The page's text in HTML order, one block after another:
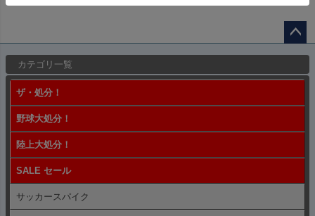
カテゴリ一覧
ザ・処分！
野球大処分！
陸上大処分！
SALE セール
サッカースパイク
ップ